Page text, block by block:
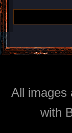
All images
with